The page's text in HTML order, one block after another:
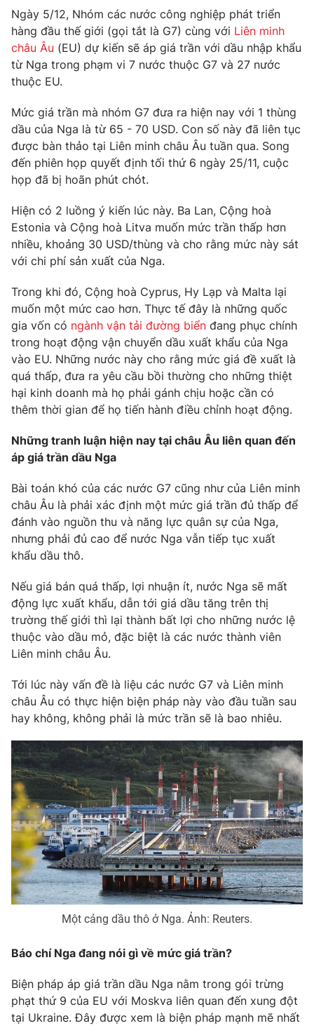
Câu chuyện quốc tế
Tài chính
Thị trường
Góc doanh nghiệp
Dữ liệu và đời sống
Truyền hình
Phim VTV
Hậu trường
Nhân vật
Khán giả
Điện ảnh
Âm nhạc
Sao
Đời sống
Du lịch
Chất lượng cuộc sống
Giáo dục
Tuyển sinh
Học trực tuyến
Công nghệ
Hitech Công nghệ tương lai
Thị trường
Tư vấn
Giao lưu trực tuyến
Lịch phát sóng
Chuyên mục khác
Emagazine Podcast
Video
VTV Money VTV Thể thao
VTV Sức khoẻ Bất động sản
Thị trường 24h Tấm lòng Việt
VTV4 Vươn mình bằng AI
Liên hệ tòa soạn English
THỜI BÁO VTV
Theo dõi báo trên
Cơ quan chủ quản:Đài Truyền hình Việt Nam
Cơ quan báo chí:Thời báo VTV
Giấy phép hoạt động báo in và báo điện tử số 483/GP-BTTTT
cấp ngày 29/12/2023
Phó Tổng Biên tập:Nguyễn Thị Mỹ Hạnh, Phạm Quốc Thắng,
Tổng đài VTV:024.38 355 931 - 024.38 355 932
Ðiện thoại Thời báo VTV:
024.66 897 897
Ngày 5/12, Nhóm các nước công nghiệp phát triển
hàng đầu thế giới (gọi tắt là G7) cùng với Liên minh
châu Âu (EU) dự kiến sẽ áp giá trần với dầu nhập khẩu
từ Nga trong phạm vi 7 nước thuộc G7 và 27 nước
thuộc EU.
Mức giá trần mà nhóm G7 đưa ra hiện nay với 1 thùng
dầu của Nga là từ 65 - 70 USD. Con số này đã liên tục
được bàn thảo tại Liên minh châu Âu tuần qua. Song
đến phiên họp quyết định tối thứ 6 ngày 25/11, cuộc
họp đã bị hoãn phút chót.
Hiện có 2 luồng ý kiến lúc này. Ba Lan, Cộng hoà
Estonia và Cộng hoà Litva muốn mức trần thấp hơn
nhiều, khoảng 30 USD/thùng và cho rằng mức này sát
với chi phí sản xuất của Nga.
Trong khi đó, Cộng hoà Cyprus, Hy Lạp và Malta lại
muốn một mức cao hơn. Thực tế đây là những quốc
gia vốn có ngành vận tải đường biển đang phục chính
trong hoạt động vận chuyển dầu xuất khẩu của Nga
vào EU. Những nước này cho rằng mức giá đề xuất là
quá thấp, đưa ra yêu cầu bồi thường cho những thiệt
hại kinh doanh mà họ phải gánh chịu hoặc cần có
thêm thời gian để họ tiến hành điều chỉnh hoạt động.
Những tranh luận hiện nay tại châu Âu liên quan đến
áp giá trần dầu Nga
Bài toán khó của các nước G7 cũng như của Liên minh
châu Âu là phải xác định một mức giá trần đủ thấp để
đánh vào nguồn thu và năng lực quân sự của Nga,
nhưng phải đủ cao để nước Nga vẫn tiếp tục xuất
khẩu dầu thô.
Nếu giá bán quá thấp, lợi nhuận ít, nước Nga sẽ mất
động lực xuất khẩu, dẫn tới giá dầu tăng trên thị
trường thế giới thì lại thành bất lợi cho những nước lệ
thuộc vào dầu mỏ, đặc biệt là các nước thành viên
Liên minh châu Âu.
Tới lúc này vấn đề là liệu các nước G7 và Liên minh
châu Âu có thực hiện biện pháp này vào đầu tuần sau
hay không, không phải là mức trần sẽ là bao nhiêu.
Một cảng dầu thô ở Nga. Ảnh: Reuters.
Báo chí Nga đang nói gì về mức giá trần?
Biện pháp áp giá trần dầu Nga nằm trong gói trừng
phạt thứ 9 của EU với Moskva liên quan đến xung đột
tại Ukraine. Đây được xem là biện pháp mạnh mẽ nhất